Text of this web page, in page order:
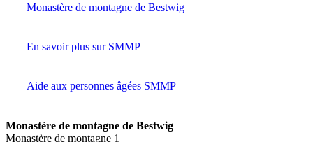
Monastère de montagne de Bestwig
En savoir plus sur SMMP
Aide aux personnes âgées SMMP
Monastère de montagne de Bestwig
Monastère de montagne 1